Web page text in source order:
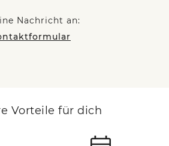
Nachricht an:
Vorteile für dich